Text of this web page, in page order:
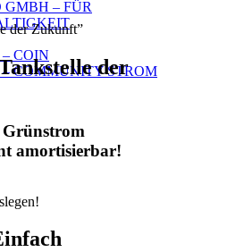
GMBH – FÜR
COIN
COMMUNITY STROM
der
amortisierbar!